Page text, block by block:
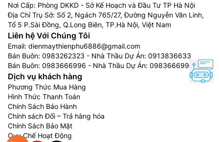
Nơi Cấp: Phòng DKKD - Sở Kế Hoạch và Đầu Tư TP Hà Nội
Địa Chỉ Trụ Sở: Số 2, Ngách 765/27, Đường Nguyễn Văn Linh,
Tổ 5 P.Sài Đồng, Q.Long Biên, TP.Hà Nội, Việt Nam
Liên hệ Với Chúng Tôi
Email: dienmaythienphu6886@gmail.com
Bán Buôn: 0983262323 - Nhà Thầu Dự Án: 0913836633
Bán Buôn: 0983666996 - Nhà Thầu Dự Án: 0983666996
Dịch vụ khách hàng
Phương Thức Mua Hàng
Hình Thức Thanh Toán
Chính Sách Bảo Hành
Chính sách Đổi – Trả hàng hóa
Chính Sách Bảo Mật
Quy Chế Hoạt Động